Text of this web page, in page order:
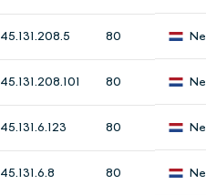
45.131.208.5 80
45.131.208.101 80
45.131.6.123 80
45.131.6.8 80